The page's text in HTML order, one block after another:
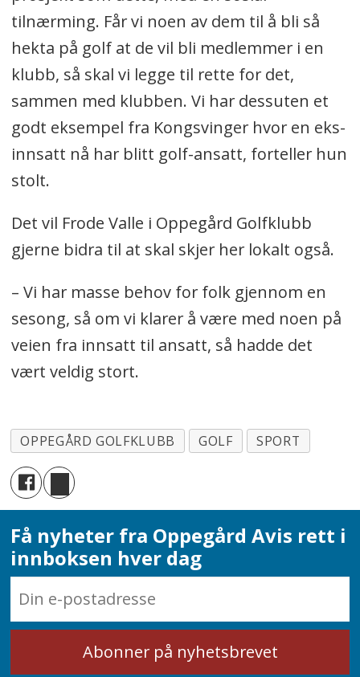
tilnærming. Får vi noen av dem til å bli så
hekta på golf at de vil bli medlemmer i en
klubb, så skal vi legge til rette for det,
sammen med klubben. Vi har dessuten et
godt eksempel fra Kongsvinger hvor en eks-
innsatt nå har blitt golf-ansatt, forteller hun
stolt.
Det vil Frode Valle i Oppegård Golfklubb
gjerne bidra til at skal skjer her lokalt også.
– Vi har masse behov for folk gjennom en
sesong, så om vi klarer å være med noen på
veien fra innsatt til ansatt, så hadde det
vært veldig stort.
OPPEGÅRD GOLFKLUBB GOLF SPORT
Få nyheter fra Oppegård Avis rett i
innboksen hver dag